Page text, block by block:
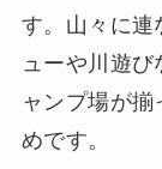
す。山々に連
ューや川遊
ャンプ場が
めです。